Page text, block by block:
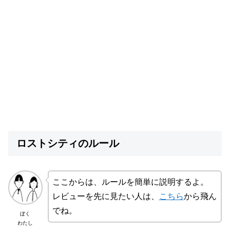
ロストシティのルール
ぼく
わたし
ここからは、ルールを簡単に説明するよ。
レビューを先に見たい人は、
こちらから飛ん
でね。